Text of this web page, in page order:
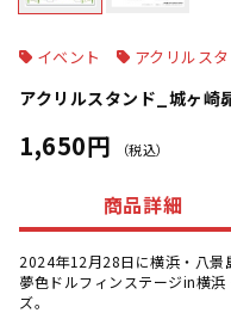
イベント アクリルス
アクリルスタンド_城ヶ崎
1,650円 （税込）
商品詳細
2024年12月28日に横浜・八景
夢色ドルフィンステージin横
ズ。